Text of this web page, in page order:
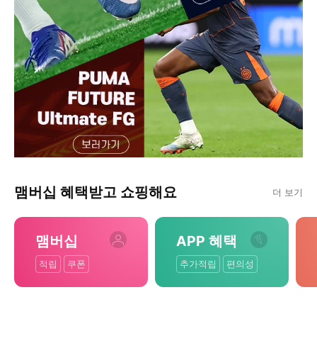
맴버십 혜택받고 쇼핑해요 더 보기
맴버십
적립 쿠폰
APP 혜택
추가적립 편의성